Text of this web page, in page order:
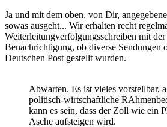
Ja und mit dem oben, von Dir,
sowas ausgeht... Wir erhalten recht
Weiterleitungverfolgungsschreiben mit
Benachrichtigung, ob diverse Sendungen
Deutschen Post gestellt wurden.
Abwarten. Es ist vieles vorstellbar,
politisch-wirtschaftliche
kann es sein, dass der Zoll wie ein
Asche aufsteigen wird.